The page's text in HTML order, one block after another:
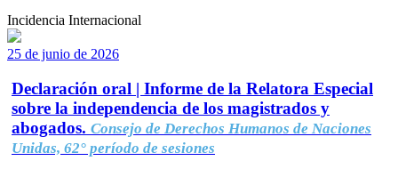
Incidencia Internacional
25 de junio de 2026
Declaración oral | Informe de la Relatora Especial
sobre la independencia de los magistrados y
abogados. Consejo de Derechos Humanos de Naciones
Unidas, 62° período de sesiones